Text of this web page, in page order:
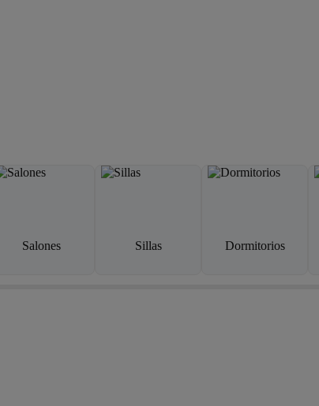
Salones Sillas Dormitorios